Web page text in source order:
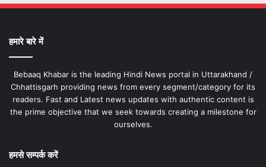
हमारे बारे में
Bebaaq Khabar is the leading Hindi News portal in Uttarakhand /
Chhattisgarh providing news from every segment/category for its
readers. Fast and Latest news updates with authentic content is
the prime objective that we seek towards creating a milestone for
ourselves.
हमसे सम्पर्क करें